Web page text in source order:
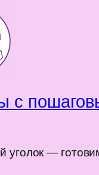
с
уголок —